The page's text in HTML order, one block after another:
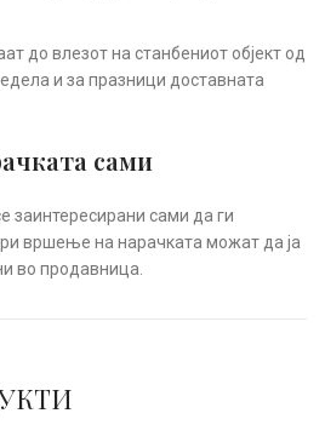
до влезот на станбениот објект од
и за празници доставната
сами
заинтересирани сами да ги
вршење на нарачката можат да ја
во продавница.